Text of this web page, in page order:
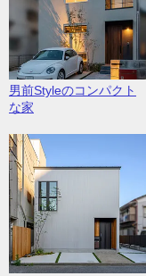
男前Styleのコンパクト
な家